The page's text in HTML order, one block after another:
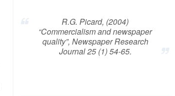
R.G. Picard, (2004)
“Commercialism and newspaper
quality”, Newspaper Research
Journal 25 (1) 54-65.